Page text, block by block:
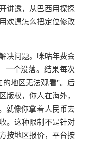
讲透，从巴西用探探
欢遇怎么把定位修改
决问题。咪咕年费会
一个没落。结果每次
的地区无法观看"。后
版权，你人在海外，
就像你拿着人民币去
。这种限制不是针对
按地区报价，平台按